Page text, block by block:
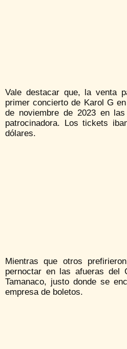
Vale destacar que, la venta
primer concierto de Karol G
de noviembre de 2023 en
patrocinadora. Los tickets
dólares.
Mientras que otros
pernoctar en las afueras del
Tamanaco, justo donde se
empresa de boletos.